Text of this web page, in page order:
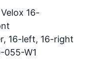
16-left, 16-right
055-W1